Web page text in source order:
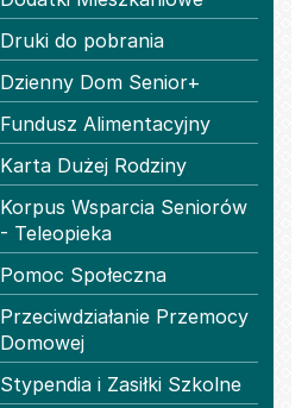
Druki do pobrania
Dzienny Dom Senior+
Fundusz Alimentacyjny
Karta Dużej Rodziny
Korpus Wsparcia Seniorów
- Teleopieka
Pomoc Społeczna
Przeciwdziałanie Przemocy
Domowej
Stypendia i Zasiłki Szkolne